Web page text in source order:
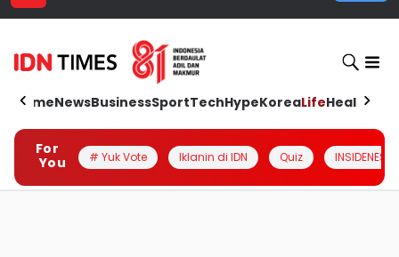
HomeNewsBusinessSportTechHypeKoreaLifeHealth
For
You
# Yuk Vote Iklanin di IDN Quiz INSIDENESIA